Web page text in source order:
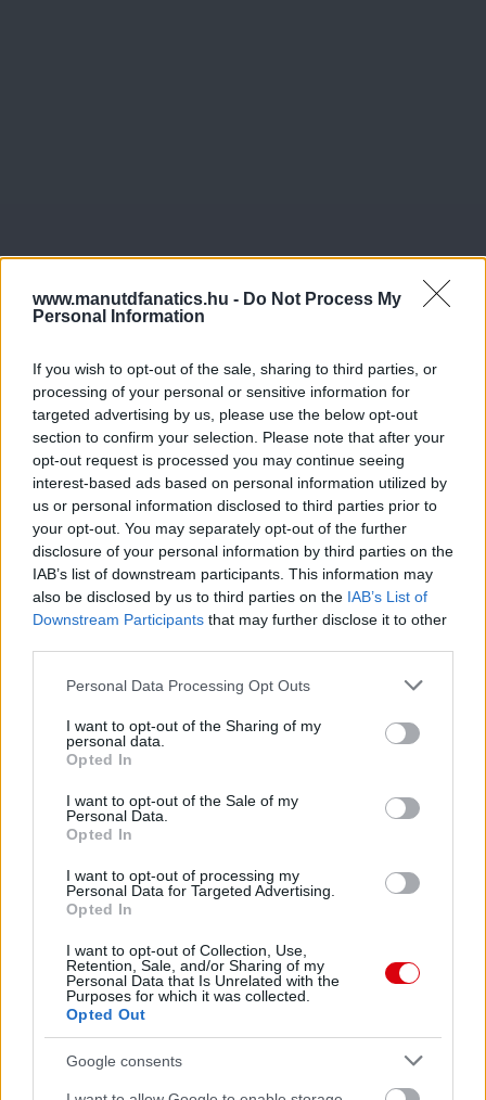
www.manutdfanatics.hu - Do Not Process My
Personal Information
If you wish to opt-out of the sale, sharing to third parties, or
processing of your personal or sensitive information for
targeted advertising by us, please use the below opt-out
section to confirm your selection. Please note that after your
opt-out request is processed you may continue seeing
interest-based ads based on personal information utilized by
us or personal information disclosed to third parties prior to
your opt-out. You may separately opt-out of the further
disclosure of your personal information by third parties on the
IAB’s list of downstream participants. This information may
also be disclosed by us to third parties on the IAB’s List of
Downstream Participants that may further disclose it to other
Please note that this website/app uses one or more Google
not limited to your visit or usage behaviour. You may click to
grant or deny consent to Google and its third-party tags to
use your data for below specified purposes in below Google
consent section.
Personal Data Processing Opt Outs
I want to opt-out of the Sharing of my
personal data.
Opted In
I want to opt-out of the Sale of my
Personal Data.
Opted In
I want to opt-out of processing my
Personal Data for Targeted Advertising.
Opted In
I want to opt-out of Collection, Use,
Retention, Sale, and/or Sharing of my
Personal Data that Is Unrelated with the
Purposes for which it was collected.
Opted Out
Google consents
Meccs Center
Paris Saint-Germainvs
Manchester United
Felkészülési szezon 4. mérkőzés
Nya Ullevi, Göteborg
2026-08-08 17:00
0 nap 7 óra 27 perc 21 másodperc
Leeds UnitedvsManchester United2026-08-12 20:30
vs
ELŐZŐ MÉRKŐZÉSEK
Támogatás